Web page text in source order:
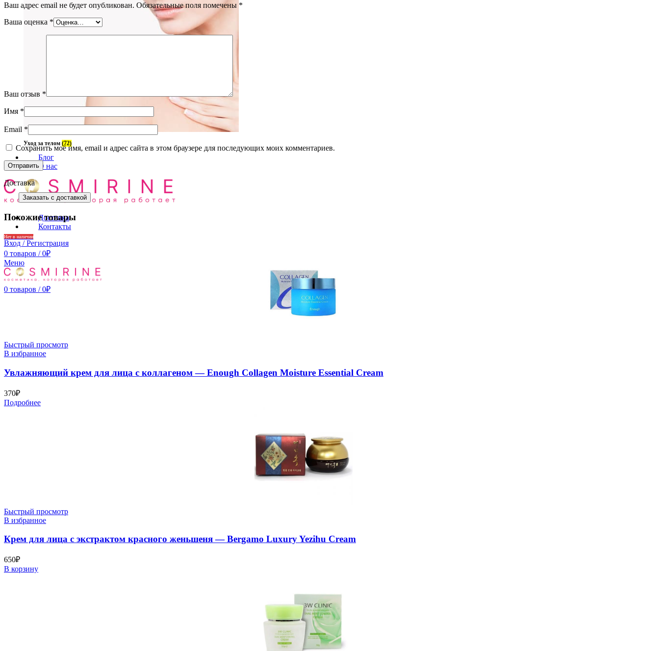
Уход за телом (72)
Блог
О нас
Доставка
Контакты
Вход / Регистрация
0 товаров / 0₽
Меню
0 товаров / 0₽
Ваш адрес email не будет опубликован. Обязательные поля помечены *
Ваша оценка *
Ваш отзыв *
Имя *
Email *
Сохранить моё имя, email и адрес сайта в этом браузере для последующих моих комментариев.
Доставка
Заказать с доставкой
Похожие товары
Нет в наличии
Быстрый просмотр
В избранное
Увлажняющий крем для лица с коллагеном — Enough Collagen Moisture Essential Cream
370₽
Подробнее
Быстрый просмотр
В избранное
Крем для лица с экстрактом красного женьшеня — Bergamo Luxury Yezihu Cream
650₽
В корзину